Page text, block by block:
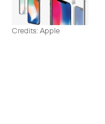
Credits: Apple